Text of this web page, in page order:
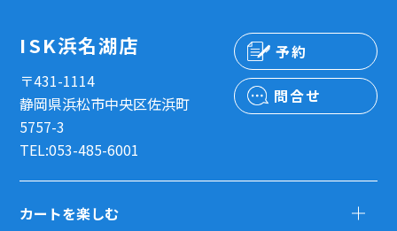
ISK浜名湖店
〒431-1114
静岡県浜松市中央区佐浜町
5757-3
TEL:053-485-6001
予約
問合せ
カートを楽しむ